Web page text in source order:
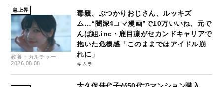
急上昇
教養・カルチャー
2026.08.08
毒親、ぶつかりおじさん、ルッキズ
ム…“闇深4コマ漫画”で10万いいね、元で
んぱ組.inc・鹿目凛がセカンドキャリアで
抱いた危機感「このままではアイドル崩
れに」
キムラ